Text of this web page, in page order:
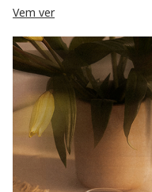
Vem ver